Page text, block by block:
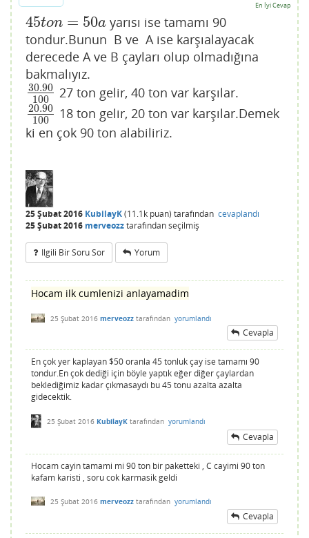
En İyi Cevap
45ton = 50a
45ton= 50 a
yarısı ise tamamı 90
tondur.Bunun B ve A ise karşıalayacak
derecede A ve B çayları olup olmadığına
bakmalıyız.
30.90
100
30.90 100
27 ton gelir, 40 ton var karşılar.
20.90
100
20.90 100
18 ton gelir, 20 ton var karşılar.Demek
ki en çok 90 ton alabiliriz.
25 Şubat 2016 KubilayK(11.1k puan) tarafından cevaplandı
25 Şubat 2016 merveozztarafındanseçilmiş
Ilgili Bir Soru Sor Yorum
Hocam ilk cumlenizi anlayamadim
25 Şubat 2016 merveozz tarafından yorumlandı
Cevapla
En çok yer kaplayan $50 oranla 45 tonluk çay ise tamamı 90
tondur.En çok dediği için böyle yaptık eğer diğer çaylardan
beklediğimiz kadar çıkmasaydı bu 45 tonu azalta azalta
gidecektik.
25 Şubat 2016 KubilayK tarafından yorumlandı
Cevapla
Hocam cayin tamami mi 90 ton bir paketteki , C cayimi 90 ton
kafam karisti , soru cok karmasik geldi
25 Şubat 2016 merveozz tarafından yorumlandı
Cevapla